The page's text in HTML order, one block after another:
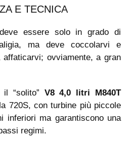
E TECNICA
essere solo in grado di
ma deve coccolarvi e
affaticarvi; ovviamente, a gran
“solito” V8 4,0 litri M840T
720S, con turbine più piccole
inferiori ma garantiscono una
regimi.